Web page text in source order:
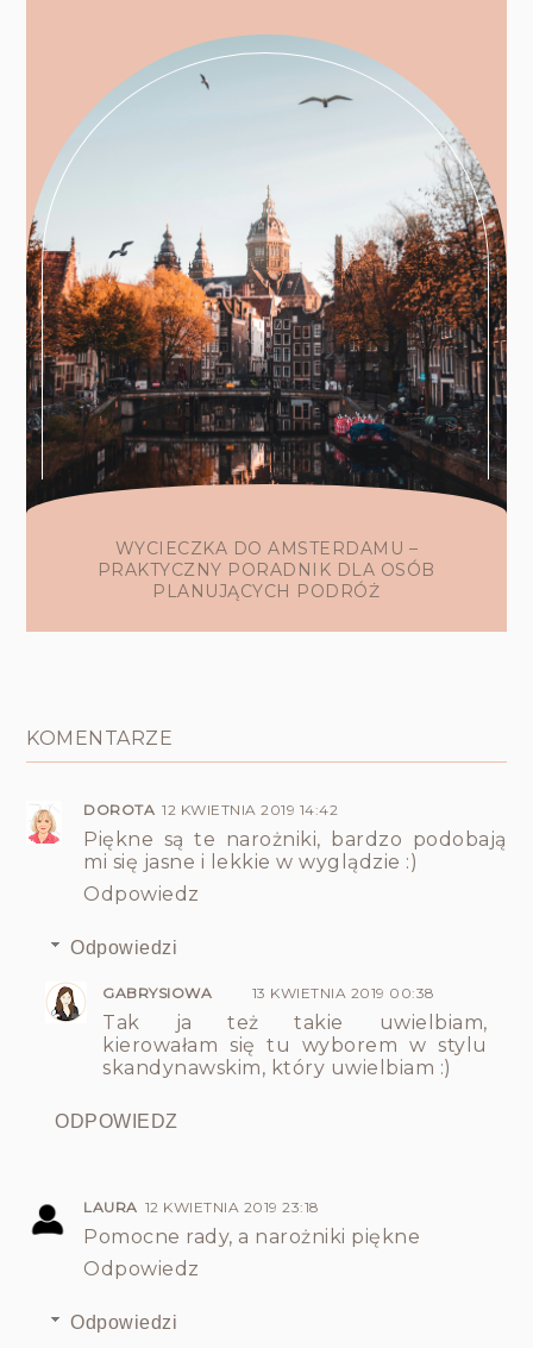
WYCIECZKA DO AMSTERDAMU –
PRAKTYCZNY PORADNIK DLA OSÓB
PLANUJĄCYCH PODRÓŻ
KOMENTARZE
DOROTA 12 KWIETNIA 2019 14:42
Piękne są te narożniki, bardzo podobają
mi się jasne i lekkie w wyglądzie :)
Odpowiedz
Odpowiedzi
GABRYSIOWA 13 KWIETNIA 2019 00:38
Tak ja też takie uwielbiam,
kierowałam się tu wyborem w stylu
skandynawskim, który uwielbiam :)
ODPOWIEDZ
LAURA 12 KWIETNIA 2019 23:18
Pomocne rady, a narożniki piękne
Odpowiedz
Odpowiedzi